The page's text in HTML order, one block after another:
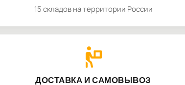
15 складов на территории России
ДОСТАВКА И САМОВЫВОЗ